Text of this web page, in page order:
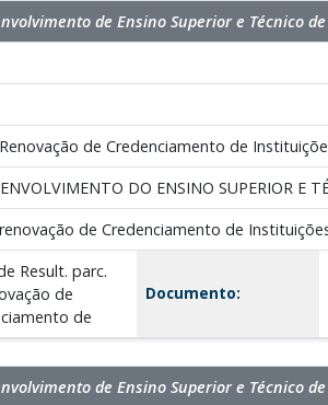
de Ensino Superior e Técnico
de Credenciamento de
DO ENSINO SUPERIOR E
de Credenciamento de
Result. parc.
de
de
Documento:
de Ensino Superior e Técnico